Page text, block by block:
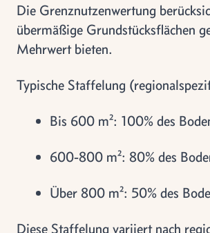
Die Grenznutzenwertung
übermäßige Grundstücksflächen
Mehrwert bieten.
Typische Staffelung
Bis 600 m²: 100% des
600-800 m²: 80% des
Über 800 m²: 50% des
Diese Staffelung variiert nach